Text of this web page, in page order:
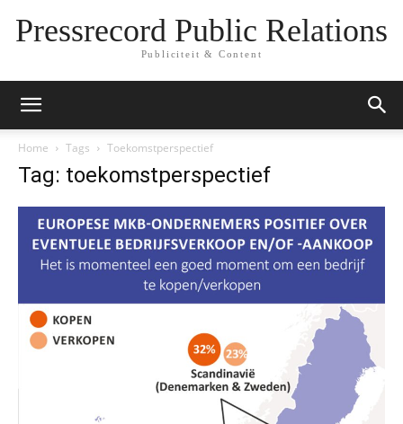
Pressrecord Public Relations
Publiciteit & Content
Home Tags Toekomstperspectief
Tag: toekomstperspectief